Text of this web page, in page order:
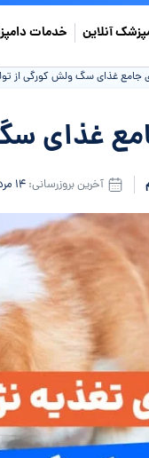
آنلاین خدمات
جامع غذای سگ ولش کورگی از
غذای
آخرین بروزرسانی: ۱۴ مرداد ۱۴۰۵